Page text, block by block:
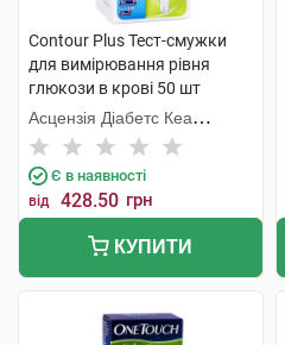
Contour Plus Тест-смужки
для вимірювання рівня
глюкози в крові 50 шт
Асцензія Діабетс Кеа
Холдінгс
Є в наявності
від 428.50 грн
КУПИТИ